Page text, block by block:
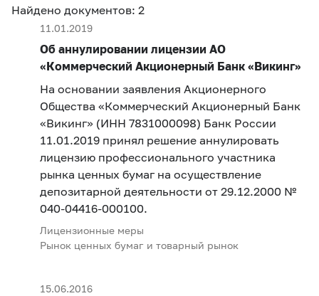
Найдено документов: 2
11.01.2019
Об аннулировании лицензии АО
«Коммерческий Акционерный Банк «Викинг»
На основании заявления Акционерного
Общества «Коммерческий Акционерный Банк
«Викинг» (ИНН 7831000098) Банк России
11.01.2019 принял решение аннулировать
лицензию профессионального участника
рынка ценных бумаг на осуществление
депозитарной деятельности от 29.12.2000 №
040-04416-000100.
Лицензионные меры
Рынок ценных бумаг и товарный рынок
15.06.2016